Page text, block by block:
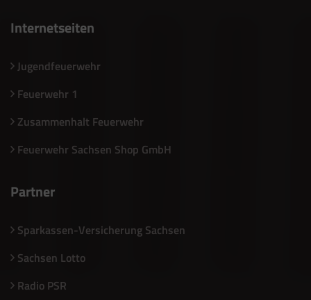
Internetseiten
Jugendfeuerwehr
Feuerwehr 1
Zusammenhalt Feuerwehr
Feuerwehr Sachsen Shop GmbH
Partner
Sparkassen-Versicherung Sachsen
Sachsen Lotto
Radio PSR